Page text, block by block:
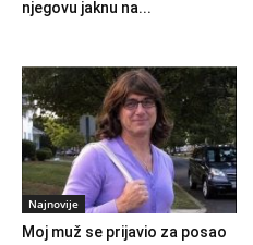
njegovu jaknu na...
Najnovije
Moj muž se prijavio za posao